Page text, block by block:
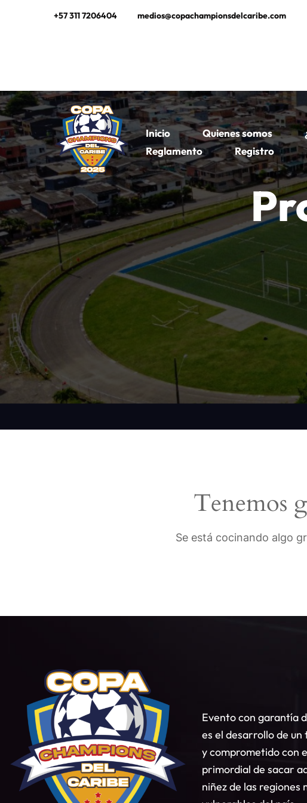
+57 311 7206404 medios@copachampionsdelcaribe.com
Inicio Quienes somos
Reglamento
Registro
Tenemos
Se está cocinando algo
Evento con garantía
es el desarrollo de
y comprometido con
primordial de sacar
niñez de las regiones